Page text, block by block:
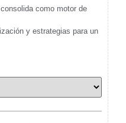
como motor de
y estrategias para un